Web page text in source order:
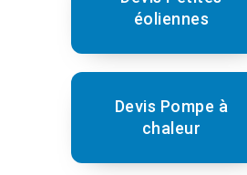
éoliennes
Devis Pompe à
chaleur